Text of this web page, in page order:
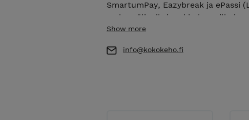
SmartumPay, Eazybreak ja
maksuvälineiksi verkkokurssille ja
yhteydessä ryhmän ohjaajaan,
Show more
info@kokokeho.fi